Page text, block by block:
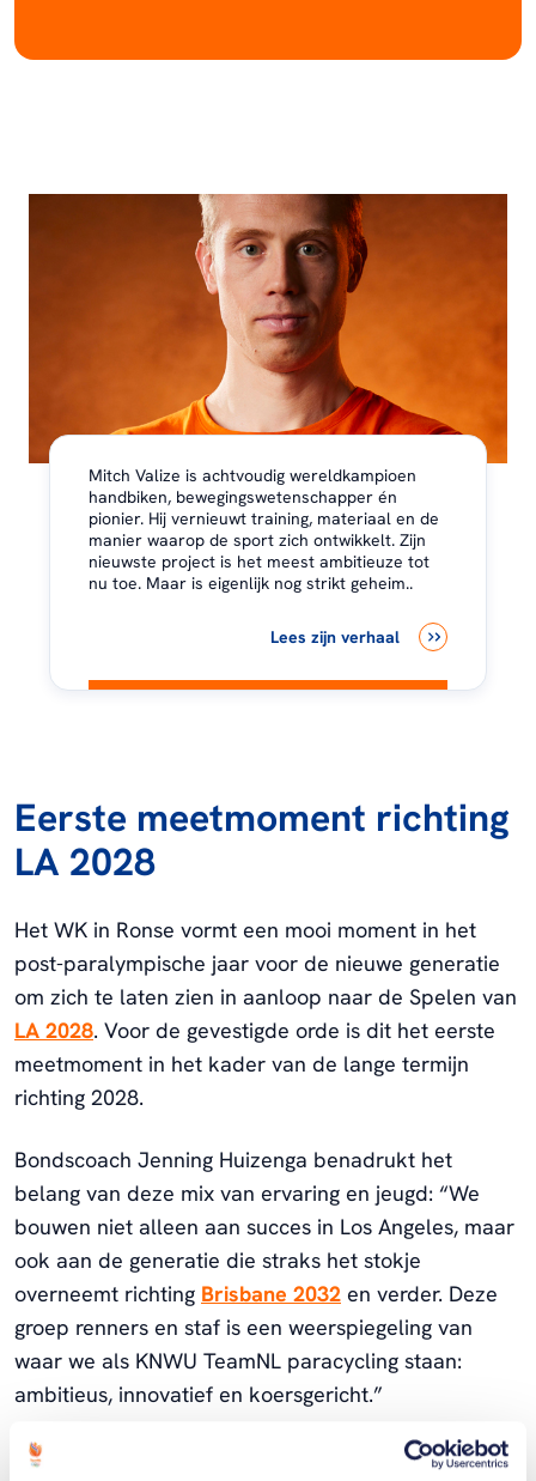
Mitch Valize is achtvoudig wereldkampioen
handbiken, bewegingswetenschapper én
pionier. Hij vernieuwt training, materiaal en de
manier waarop de sport zich ontwikkelt. Zijn
nieuwste project is het meest ambitieuze tot
nu toe. Maar is eigenlijk nog strikt geheim..
Lees zijn verhaal
Eerste meetmoment richting
LA 2028
Het WK in Ronse vormt een mooi moment in het
post-paralympische jaar voor de nieuwe generatie
om zich te laten zien in aanloop naar de Spelen van
LA 2028. Voor de gevestigde orde is dit het eerste
meetmoment in het kader van de lange termijn
richting 2028.
Bondscoach Jenning Huizenga benadrukt het
belang van deze mix van ervaring en jeugd: “We
bouwen niet alleen aan succes in Los Angeles, maar
ook aan de generatie die straks het stokje
overneemt richting Brisbane 2032 en verder. Deze
groep renners en staf is een weerspiegeling van
waar we als KNWU TeamNL paracycling staan:
ambitieus, innovatief en koersgericht.”
Enkele prominente namen ontbreken dit jaar binnen